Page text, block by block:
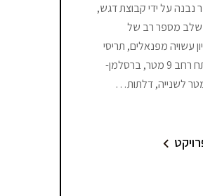
נבנה על ידי קבוצת דגש,
מספר רב של
עשויה מפנאלים, תריסי
גלילה, מפתח למפתח רחב 9 מטר, ברסלמן-